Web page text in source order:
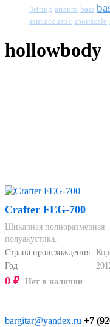
8string ariapro bass
semiacoustic shortscale
hollowbody
Crafter FEG-700
Шикарная полноразмерная
полуакустика.
Страна происхождения
Год
0 ₽ Нет в наличии
bargitar@yandex.ru +7